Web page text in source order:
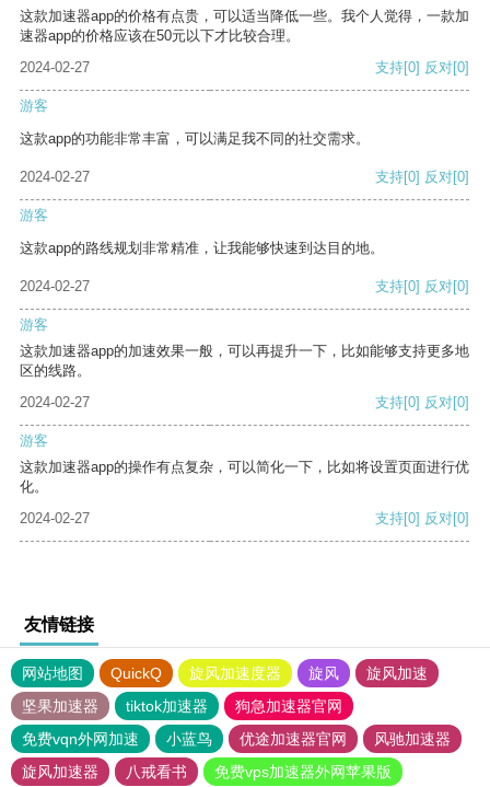
这款加速器app的价格有点贵，可以适当降低一些。我个人觉得，一款加
速器app的价格应该在50元以下才比较合理。
2024-02-27
支持[0] 反对[0]
游客
这款app的功能非常丰富，可以满足我不同的社交需求。
2024-02-27 支持[0] 反对[0]
游客
这款app的路线规划非常精准，让我能够快速到达目的地。
2024-02-27 支持[0] 反对[0]
游客
这款加速器app的加速效果一般，可以再提升一下，比如能够支持更多地
区的线路。
2024-02-27
支持[0] 反对[0]
游客
这款加速器app的操作有点复杂，可以简化一下，比如将设置页面进行优
化。
2024-02-27
支持[0] 反对[0]
友情链接
网站地图 QuickQ 旋风加速度器 旋风
旋风加速
坚果加速器
tiktok加速器
狗急加速器官网
免费vqn外网加速
小蓝鸟 优途加速器官网
风驰加速器
旋风加速器
八戒看书 免费vps加速器外网苹果版